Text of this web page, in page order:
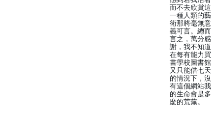
而不去欣賞這
一種人類的藝
術那將毫無意
義可言。總而
言之，萬分感
謝，我不知道
在每有能力買
書學校圖書館
又只能借七天
的情況下，沒
有這個網站我
的生命會是多
麼的荒蕪。